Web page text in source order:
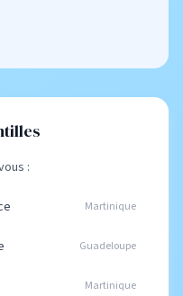
:
Martinique
Guadeloupe
Martinique